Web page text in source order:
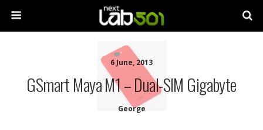
6 June, 2013
GSmart Maya M1 – Dual-SIM Gigabyte
George